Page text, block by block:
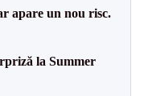
apare un nou risc.
la Summer